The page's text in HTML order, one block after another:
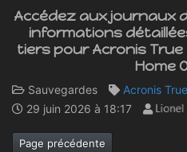
Accédez aux journaux
informations
tiers pour Acronis
Home
Sauvegardes
Acronis
29 juin 2026 à 18:17
Page précédente